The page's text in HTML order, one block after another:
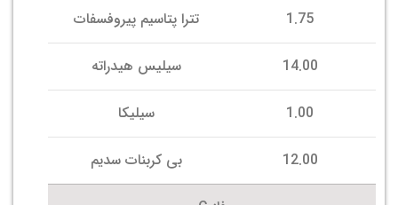
1.75 تترا پتاسیم پیروفسفات
14.00 سیلیس هیدراته
1.00 سیلیکا
12.00 بی کربنات سدیم